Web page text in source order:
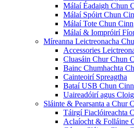
Málaí Éadaigh Chun
Málaí Spóirt Chun
Málaí Tote Chun Cinn
Málaí & Iompróirí
Míreanna Leictreonacha
Accessories
Cluasáin Chur Chun
Bainc Chumhachta
Cainteoirí Spreagtha
Bataí USB Chun Cinn
Uaireadóirí agus
Sláinte & Pearsanta a Chur
Táirgí Fiaclóireachta
Aclaíocht & Folláine